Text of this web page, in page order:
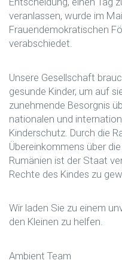
veranlassen, wurde im
Frauendemokratischen
verabschiedet.
Unsere Gesellschaft
gesunde Kinder, um auf
zunehmende Besorgnis
nationalen und
Kinderschutz. Durch die
Übereinkommens über
Rumänien ist der Staat
Rechte des Kindes zu
Wir laden Sie zu einem
den Kleinen zu helfen.
Ambient Team